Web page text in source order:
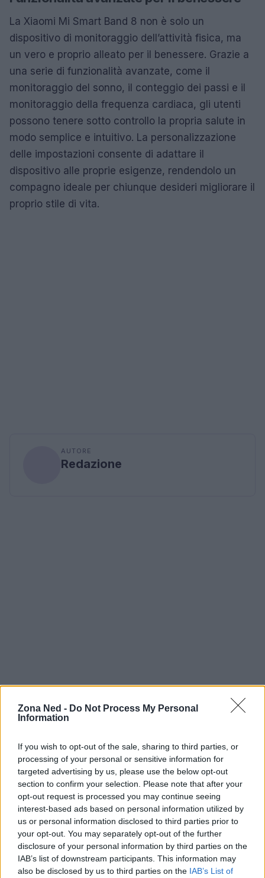
Zona Ned - Do Not Process My Personal
Information
If you wish to opt-out of the sale, sharing to third parties, or
processing of your personal or sensitive information for
targeted advertising by us, please use the below opt-out
section to confirm your selection. Please note that after your
opt-out request is processed you may continue seeing
interest-based ads based on personal information utilized by
us or personal information disclosed to third parties prior to
your opt-out. You may separately opt-out of the further
disclosure of your personal information by third parties on the
IAB’s list of downstream participants. This information may
also be disclosed by us to third parties on the IAB’s List of
La Xiaomi Mi Smart Band 8 non è solo un
dispositivo di monitoraggio dell’attività fisica, ma
un vero e proprio alleato per il benessere. Grazie a
una serie di funzionalità avanzate, come il
monitoraggio del sonno, il conteggio dei passi e il
monitoraggio della frequenza cardiaca, gli utenti
possono tenere sotto controllo la propria salute in
modo semplice e intuitivo. La personalizzazione
delle impostazioni consente di adattare il
dispositivo alle proprie esigenze, rendendolo un
compagno ideale per chiunque desideri migliorare il
proprio stile di vita.
AUTORE
Redazione
Continua a leggere
RECENSIONI TECH